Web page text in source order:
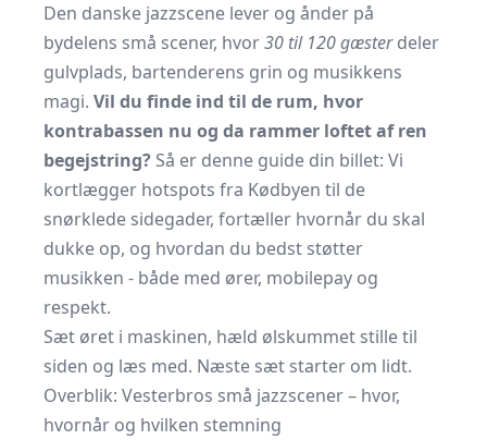
Den danske jazzscene lever og ånder på
bydelens små scener, hvor30 til 120 gæsterdeler
gulvplads, bartenderens grin og musikkens
magi. Vil du finde ind til de rum, hvor
kontrabassen nu og da rammer loftet af ren
begejstring? Så er denne guide din billet: Vi
kortlægger hotspots fra Kødbyen til de
snørklede sidegader, fortæller hvornår du skal
dukke op, og hvordan du bedst støtter
musikken - både med ører, mobilepay og
respekt.
Sæt øret i maskinen, hæld ølskummet stille til
siden og læs med. Næste sæt starter om lidt.
Overblik: Vesterbros små jazzscener – hvor,
hvornår og hvilken stemning